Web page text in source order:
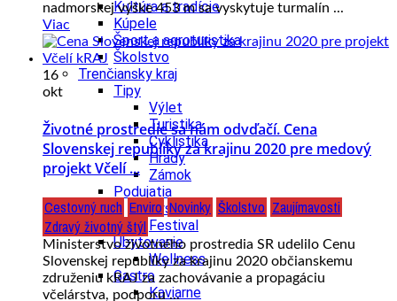
Kultúra a tradície
Kúpele
Šport a agroturistika
Školstvo
Trenčiansky kraj
Tipy
Výlet
Turistika
Cyklistika
Hrady
Zámok
Podujatia
Výstava
Festival
Ubytovanie
Wellness
Gastro
Kaviarne
nadmorskej výške 453 m sa vyskytuje turmalín ...
Viac
16
okt
Životné prostredie sa nám odvďačí. Cena
Slovenskej republiky za krajinu 2020 pre medový
projekt Včelí ...
Cestovný ruch Enviro Novinky Školstvo Zaujímavosti
Zdravý životný štýl
Ministerstvo životného prostredia SR udelilo Cenu
Slovenskej republiky za krajinu 2020 občianskemu
združeniu kRAJ za zachovávanie a propagáciu
včelárstva, podporu ...